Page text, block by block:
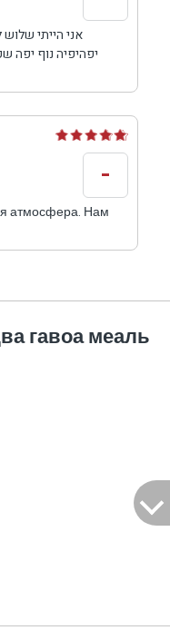
אני הייתי שלוש
יפהיפיה נוף יפה
атмосфера. Нам
-
гавоа меаль